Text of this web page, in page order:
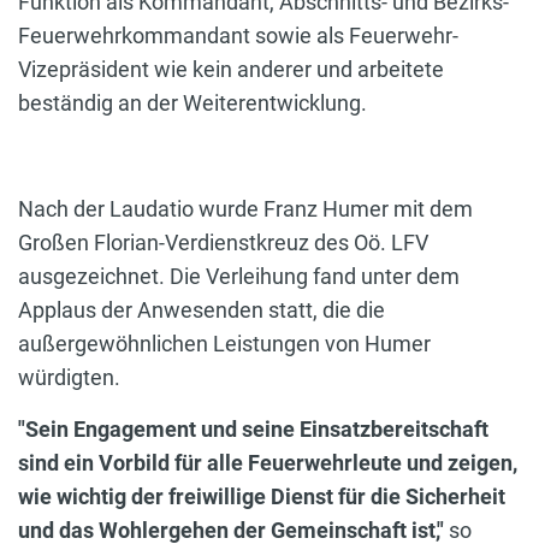
Feuerwehrkommandant sowie als Feuerwehr-
Vizepräsident wie kein anderer und arbeitete
beständig an der Weiterentwicklung.
Nach der Laudatio wurde Franz Humer mit dem
Großen Florian-Verdienstkreuz des Oö. LFV
ausgezeichnet. Die Verleihung fand unter dem
Applaus der Anwesenden statt, die die
außergewöhnlichen Leistungen von Humer
würdigten.
"Sein Engagement und seine Einsatzbereitschaft
sind ein Vorbild für alle Feuerwehrleute und zeigen,
wie wichtig der freiwillige Dienst für die Sicherheit
und das Wohlergehen der Gemeinschaft ist," so